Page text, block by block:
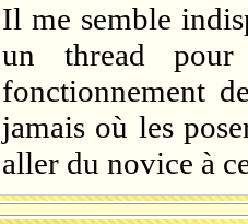
Il me semble
un thread
fonctionnement
jamais où les
aller du novice à